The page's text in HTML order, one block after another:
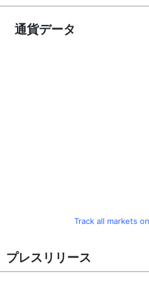
通貨データ
Track all markets
プレスリリース